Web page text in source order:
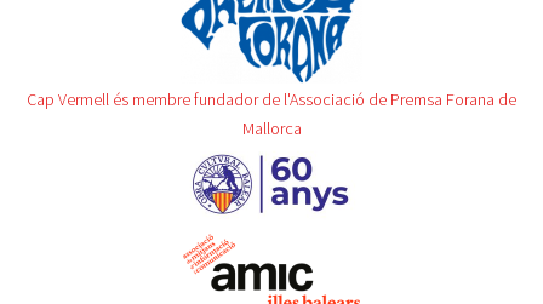
Cap Vermell és membre fundador de l'Associació de Premsa Forana de
Mallorca